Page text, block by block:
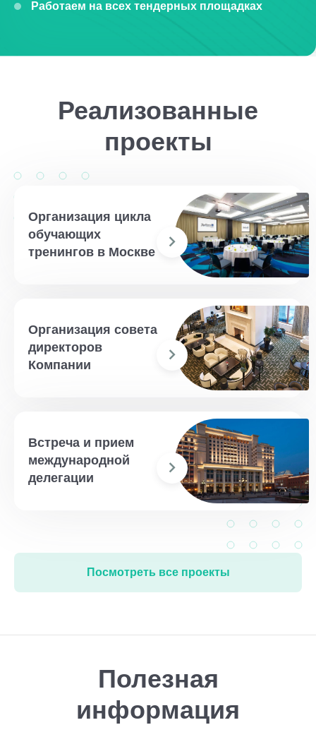
Работаем на всех тендерных площадках
Реализованные
проекты
Организация цикла
обучающих
тренингов в Москве
Организация совета
директоров
Компании
Встреча и прием
международной
делегации
Посмотреть все проекты
Полезная
информация